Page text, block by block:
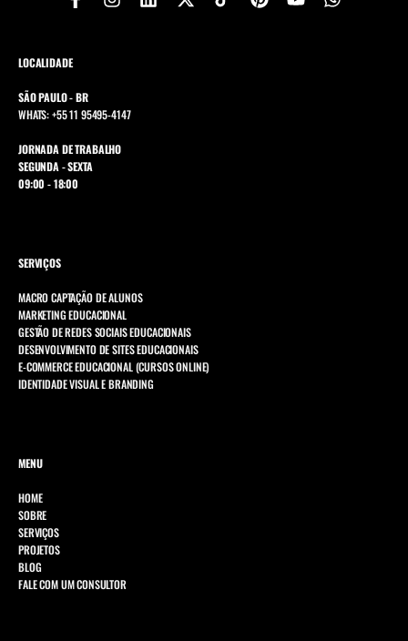
LOCALIDADE
SÃO PAULO - BR
WHATS: +55 11 95495-4147
JORNADA DE TRABALHO
SEGUNDA - SEXTA
09:00 - 18:00
SERVIÇOS
MACRO CAPTAÇÃO DE ALUNOS
MARKETING EDUCACIONAL
GESTÃO DE REDES SOCIAIS EDUCACIONAIS
DESENVOLVIMENTO DE SITES EDUCACIONAIS
E-COMMERCE EDUCACIONAL (CURSOS ONLINE)
IDENTIDADE VISUAL E BRANDING
MENU
HOME
SOBRE
SERVIÇOS
PROJETOS
BLOG
FALE COM UM CONSULTOR